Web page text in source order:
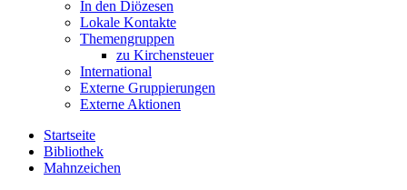
In den Diözesen
Lokale Kontakte
Themengruppen
zu Kirchensteuer
International
Externe Gruppierungen
Externe Aktionen
Startseite
Bibliothek
Mahnzeichen